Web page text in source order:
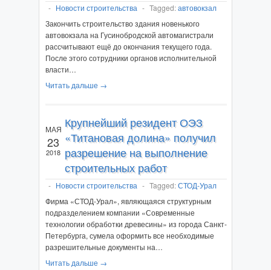
- Новости строительства - Tagged:автовокзал
Закончить строительство здания новенького
автовокзала на Гусинобродской автомагистрали
рассчитывают ещё до окончания текущего года.
После этого сотрудники органов исполнительной
власти…
Читать дальше →
МАЯ
23
2018
Крупнейший резидент ОЭЗ
«Титановая долина» получил
разрешение на выполнение
строительных работ
- Новости строительства - Tagged:СТОД-Урал
Фирма «СТОД-Урал», являющаяся структурным
подразделением компании «Современные
технологии обработки древесины» из города Санкт-
Петербурга, сумела оформить все необходимые
разрешительные документы на…
Читать дальше →